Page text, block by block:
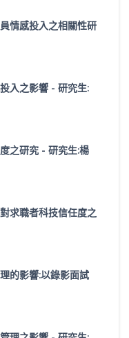
情感投入之相關性研
入之影響 - 研究生:
之研究 - 研究生:楊
求職者科技信任度之
的影響:以錄影面試